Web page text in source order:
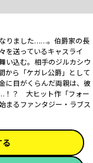
りました……。伯爵家の長
を送っているキャスライ
い込む。相手のジルカシウ
から「ケガレ公爵」として
に目がくらんだ両親は、彼
！？ 大ヒット作「フォー
まるファンタジー・ラブス
る